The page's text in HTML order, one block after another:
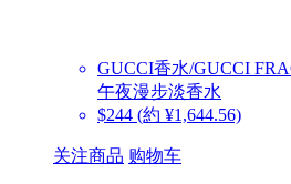
GUCCI香水/GUCCI
午夜漫步淡香水
$244 (約 ¥1,644.56)
关注商品 购物车